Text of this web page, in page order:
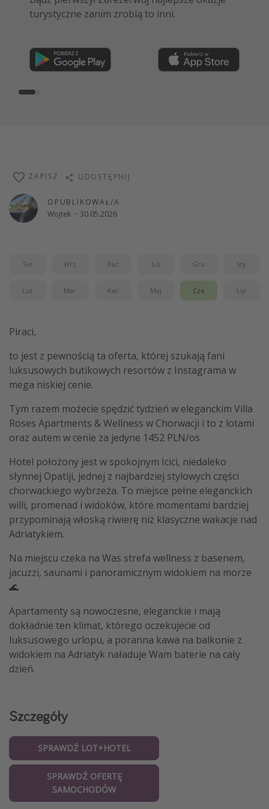
turystyczne zanim zrobią to inni.
ekspertów i wiele więcej!
OPUBLIKOWAŁ/A
Wojtek · 30.05.2026
ZAPISZ UDOSTĘPNIJ
Sie Wrz Paź Lis Gru Sty
Lut Mar Kwi Maj Cze Lip
Piraci,
to jest z pewnością ta oferta, której szukają fani
luksusowych butikowych resortów z Instagrama w
mega niskiej cenie.
Tym razem możecie spędzić tydzień w eleganckim Villa
Roses Apartments & Wellness w Chorwacji i to z lotami
oraz autem w cenie za jedyne 1452 PLN/os
Hotel położony jest w spokojnym Icici, niedaleko
słynnej Opatiji, jednej z najbardziej stylowych części
chorwackiego wybrzeża. To miejsce pełne eleganckich
willi, promenad i widoków, które momentami bardziej
przypominają włoską riwierę niż klasyczne wakacje nad
Adriatykiem.
Na miejscu czeka na Was strefa wellness z basenem,
jacuzzi, saunami i panoramicznym widokiem na morze
🌊
Apartamenty są nowoczesne, eleganckie i mają
dokładnie ten klimat, którego oczekujecie od
luksusowego urlopu, a poranna kawa na balkonie z
widokiem na Adriatyk naładuje Wam baterie na cały
dzień.
Szczegóły
SPRAWDŹ LOT+HOTEL
SPRAWDŹ OFERTĘ
SAMOCHODÓW